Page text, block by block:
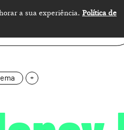
a sua experiência. Política de
+